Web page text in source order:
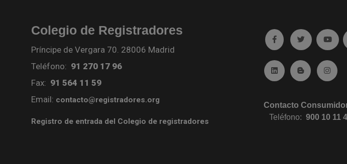
Colegio de Registradores
Príncipe de Vergara 70. 28006 Madrid
Teléfono: 91 270 17 96
Fax: 91 564 11 59
Email: contacto@registradores.org
Registro de entrada del Colegio de registradores
Ir a facebook (abre
Ir a twitterIr a
Ir a Linkedin (abre en
Ir al BlogIr a
Contacto
Teléfono:900 10 11